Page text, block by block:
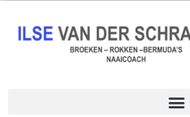
naar